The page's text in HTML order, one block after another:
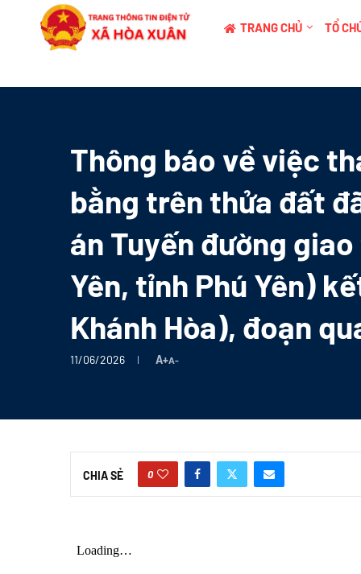
TRANG CHỦ TỔ
Thông báo về việc
bằng trên thửa đất
án Tuyến đường
Yên, tỉnh Phú Yên)
Khánh Hòa), đoạn
11/06/2026 A+A-
CHIA SẺ 0